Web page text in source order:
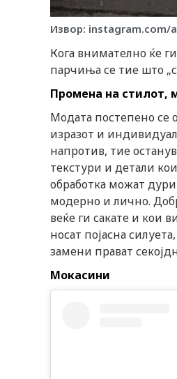
Извор: instagram.com/
Кога внимателно ќе
парчиња се тие што
Промена на стилот,
Модата постепено се
изразот и
напротив, тие
текстури и детали
обработка можат
модерно и лично.
веќе ги сакате и кои
носат појасна
замени прават
Мокасини